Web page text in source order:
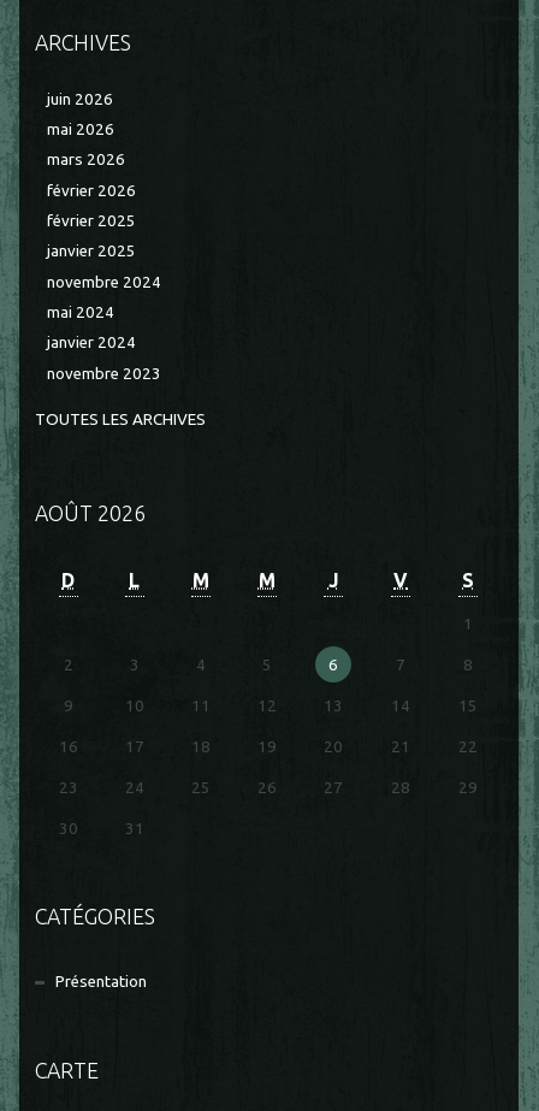
ARCHIVES
juin 2026
mai 2026
mars 2026
février 2026
février 2025
janvier 2025
novembre 2024
mai 2024
janvier 2024
novembre 2023
TOUTES LES ARCHIVES
AOÛT 2026
D L M M J V S
1
2 3 4 5 6 7 8
9 10 11 12 13 14 15
16 17 18 19 20 21 22
23 24 25 26 27 28 29
30 31
CATÉGORIES
Présentation
CARTE